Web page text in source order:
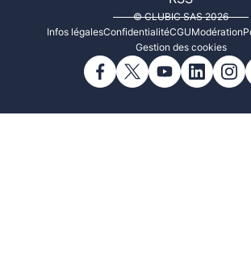
© CLUBIC SAS 2026
Infos légalesConfidentialitéCGUModération
Gestion des cookies